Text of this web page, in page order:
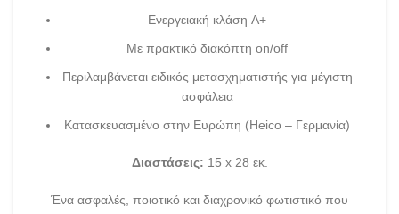
Ενεργειακή κλάση A+
Με πρακτικό διακόπτη on/off
Περιλαμβάνεται ειδικός μετασχηματιστής για μέγιστη
ασφάλεια
Κατασκευασμένο στην Ευρώπη (Heico – Γερμανία)
Διαστάσεις: 15 x 28 εκ.
Ένα ασφαλές, ποιοτικό και διαχρονικό φωτιστικό που